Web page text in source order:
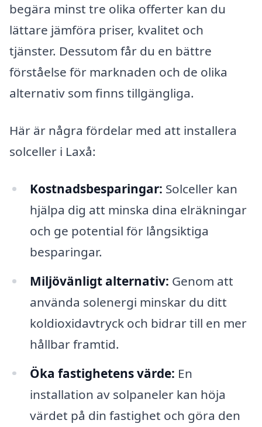
begära minst tre olika offerter kan du
lättare jämföra priser, kvalitet och
tjänster. Dessutom får du en bättre
förståelse för marknaden och de olika
alternativ som finns tillgängliga.
Här är några fördelar med att installera
solceller i Laxå:
Kostnadsbesparingar: Solceller kan
hjälpa dig att minska dina elräkningar
och ge potential för långsiktiga
besparingar.
Miljövänligt alternativ: Genom att
använda solenergi minskar du ditt
koldioxidavtryck och bidrar till en mer
hållbar framtid.
Öka fastighetens värde: En
installation av solpaneler kan höja
värdet på din fastighet och göra den